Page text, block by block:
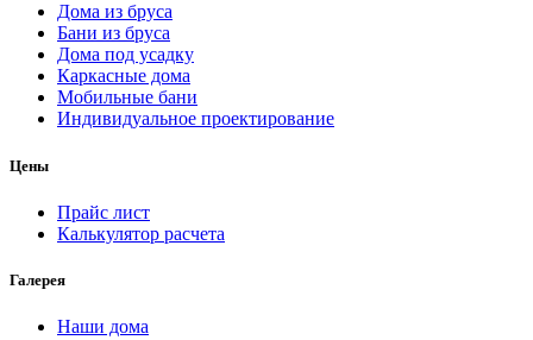
Дома из бруса
Бани из бруса
Дома под усадку
Каркасные дома
Мобильные бани
Индивидуальное проектирование
Цены
Прайс лист
Калькулятор расчета
Галерея
Наши дома